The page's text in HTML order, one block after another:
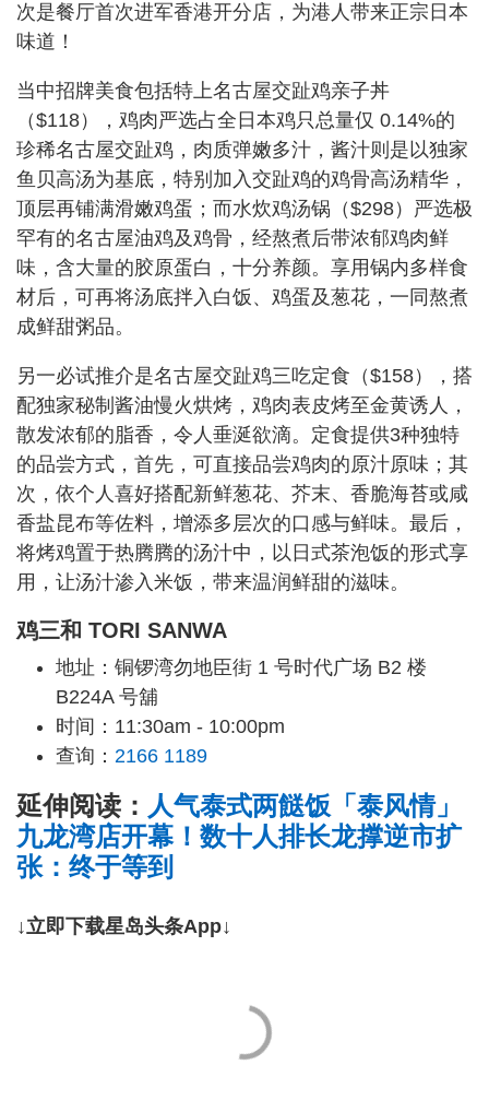
次是餐厅首次进军香港开分店，为港人带来正宗日本
味道！
当中招牌美食包括特上名古屋交趾鸡亲子丼
（$118），鸡肉严选占全日本鸡只总量仅 0.14%的
珍稀名古屋交趾鸡，肉质弹嫩多汁，酱汁则是以独家
鱼贝高汤为基底，特别加入交趾鸡的鸡骨高汤精华，
顶层再铺满滑嫩鸡蛋；而水炊鸡汤锅（$298）严选极
罕有的名古屋油鸡及鸡骨，经熬煮后带浓郁鸡肉鲜
味，含大量的胶原蛋白，十分养颜。享用锅内多样食
材后，可再将汤底拌入白饭、鸡蛋及葱花，一同熬煮
成鲜甜粥品。
另一必试推介是名古屋交趾鸡三吃定食（$158），搭
配独家秘制酱油慢火烘烤，鸡肉表皮烤至金黄诱人，
散发浓郁的脂香，令人垂涎欲滴。定食提供3种独特
的品尝方式，首先，可直接品尝鸡肉的原汁原味；其
次，依个人喜好搭配新鲜葱花、芥末、香脆海苔或咸
香盐昆布等佐料，增添多层次的口感与鲜味。最后，
将烤鸡置于热腾腾的汤汁中，以日式茶泡饭的形式享
用，让汤汁渗入米饭，带来温润鲜甜的滋味。
鸡三和 TORI SANWA
地址：铜锣湾勿地臣街 1 号时代广场 B2 楼
B224A 号舖
时间：11:30am - 10:00pm
查询： 2166 1189
延伸阅读： 人气泰式两餸饭「泰风情」
九龙湾店开幕！数十人排长龙撑逆市扩
张：终于等到
↓立即下载星岛头条App↓